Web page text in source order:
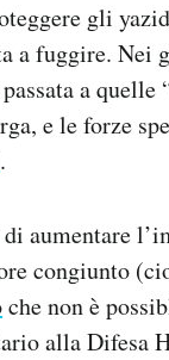
gli
a fuggire. Nei
a quelle
e le forze
.
aumentare
congiunto
che non è
alla Difesa